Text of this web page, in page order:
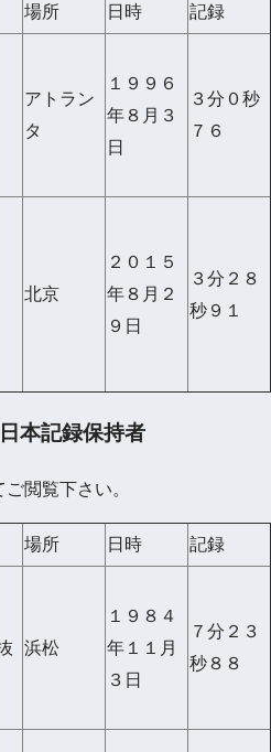
場所 日時 記録
アトラン
タ
１９９６
年８月３
日
３分０秒
７６
北京
２０１５
年８月２
９日
３分２８
秒９１
本記録保持者
閲覧下さい。
場所 日時 記録
浜松
１９８４
年１１月
３日
７分２３
秒８８